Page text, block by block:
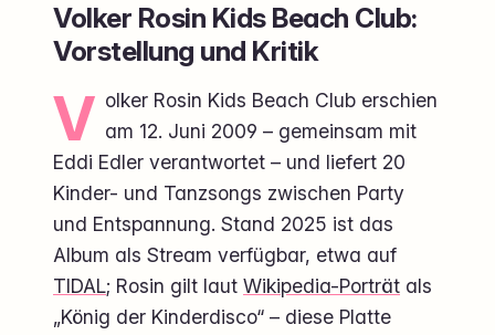
Volker Rosin Kids Beach Club:
Vorstellung und Kritik
V olker Rosin Kids Beach Club erschien
am 12. Juni 2009 – gemeinsam mit
Eddi Edler verantwortet – und liefert 20
Kinder- und Tanzsongs zwischen Party
und Entspannung. Stand 2025 ist das
Album als Stream verfügbar, etwa auf
TIDAL; Rosin gilt laut Wikipedia-Porträt als
„König der Kinderdisco“ – diese Platte